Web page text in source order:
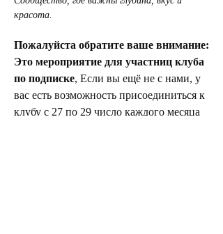
красота.
Пожалуйста обратите ваше внимание:
Это мероприятие для участниц клуба
по подписке, Если вы ещё не с нами, у
вас есть возможность присоединиться к
клубу с 27 по 29 число каждого месяца